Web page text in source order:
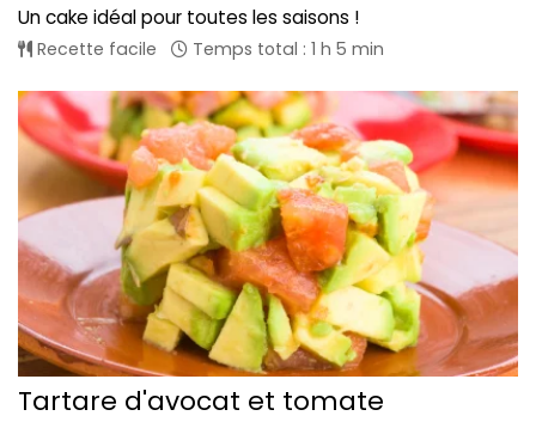
Un cake idéal pour toutes les saisons !
Recette facile Temps total : 1 h 5 min
Tartare d'avocat et tomate